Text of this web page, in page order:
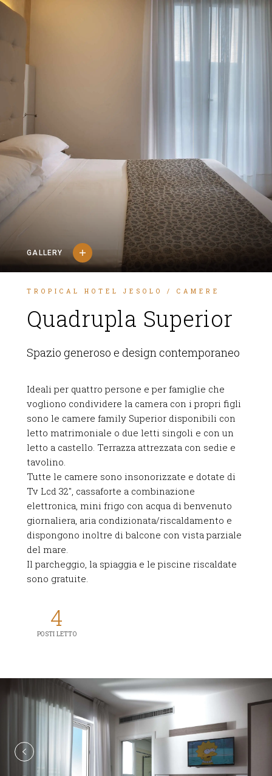
ENGLISH
FRANÇAIS
GALLERY
TROPICAL HOTEL JESOLO /CAMERE
Quadrupla Superior
Spazio generoso e design contemporaneo
Ideali per quattro persone e per famiglie che
vogliono condividere la camera con i propri figli
sono le camere family Superior disponibili con
letto matrimoniale o due letti singoli e con un
letto a castello. Terrazza attrezzata con sedie e
tavolino.
Tutte le camere sono insonorizzate e dotate di
Tv Lcd 32″, cassaforte a combinazione
elettronica, mini frigo con acqua di benvenuto
giornaliera, aria condizionata/riscaldamento e
dispongono inoltre di balcone con vista parziale
del mare.
Il parcheggio, la spiaggia e le piscine riscaldate
sono gratuite.
4
POSTI LETTO